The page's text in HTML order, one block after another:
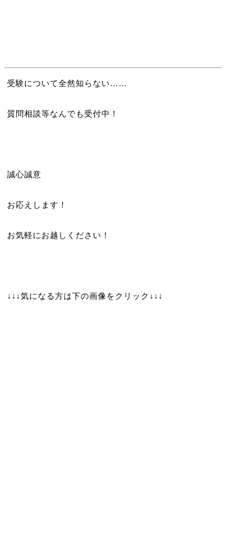
受験について全然知らない……
質問相談等なんでも受付中！
誠心誠意
お応えします！
お気軽にお越しください！
↓↓↓気になる方は下の画像をクリック↓↓↓